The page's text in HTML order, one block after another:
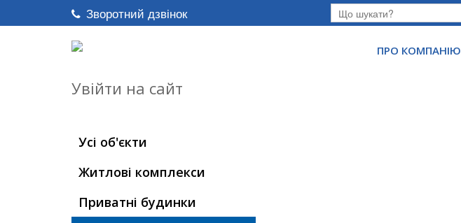
Зворотний дзвінок
ПРО КОМПАНІЮ
Увійти на сайт
Усі об'єкти
Житлові комплекси
Приватні будинки